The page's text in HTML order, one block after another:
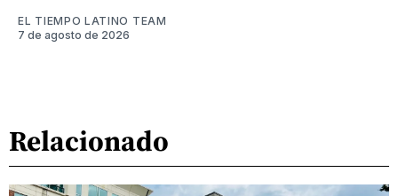
EL TIEMPO LATINO TEAM
7 de agosto de 2026
Relacionado